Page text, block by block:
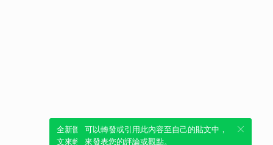
全新體驗！一鍵引用此內容，透過發布貼
文來輕鬆表達個人立場。
可以轉發或引用此內容至自己的貼文中，
來發表您的評論或觀點。